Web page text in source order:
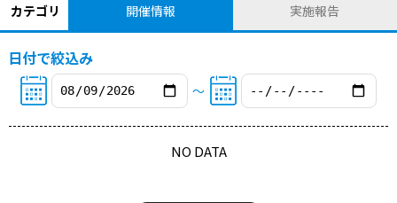
カテゴリ 開催情報 実施報告
日付で絞込み
〜
NO DATA